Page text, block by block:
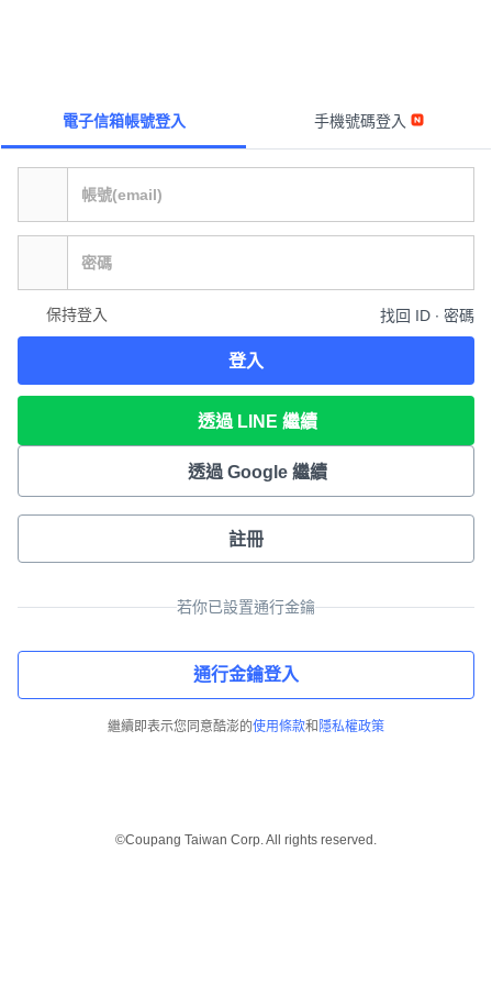
電子信箱帳號登入 手機號碼登入
保持登入 找回 ID ∙ 密碼
登入
透過 LINE 繼續
透過 Google 繼續
註冊
若你已設置通行金鑰
通行金鑰登入
繼續即表示您同意酷澎的使用條款和 隱私權政策
©Coupang Taiwan Corp. All rights reserved.